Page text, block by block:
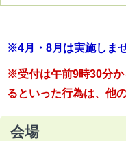
※4月・8月は実施しま
※受付は午前9時30分か
るといった行為は、他
会場